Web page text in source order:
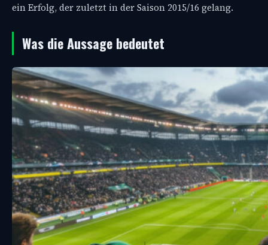
ein Erfolg, der zuletzt in der Saison 2015/16 gelang.
Was die Aussage bedeutet